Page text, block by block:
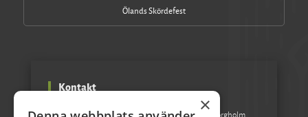
Ölands Skördefest
Kontakt
×